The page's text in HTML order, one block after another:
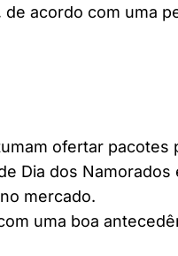
de acordo com uma
ofertar
Dia dos
mercado.
uma boa